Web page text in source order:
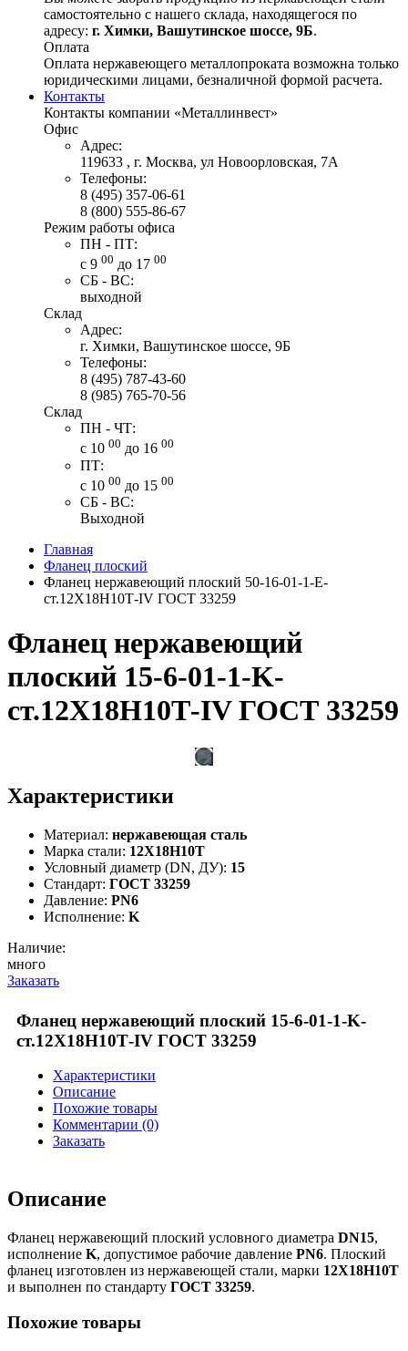
самостоятельно с нашего склада, находящегося по
адресу: г. Химки, Вашутинское шоссе, 9Б.
Оплата
Оплата нержавеющего металлопроката возможна только
юридическими лицами, безналичной формой расчета.
Контакты
Контакты компании «Металлинвест»
Офис
Адрес:
119633 , г. Москва, ул Новоорловская, 7А
Телефоны:
8 (495) 357-06-61
8 (800) 555-86-67
Режим работы офиса
ПН - ПТ:
с 9 00 до 17 00
СБ - ВС:
выходной
Склад
Адрес:
г. Химки, Вашутинское шоссе, 9Б
Телефоны:
8 (495) 787-43-60
8 (985) 765-70-56
Склад
ПН - ЧТ:
с 10 00 до 16 00
ПТ:
с 10 00 до 15 00
СБ - ВС:
Выходной
Главная
Фланец плоский
Фланец нержавеющий плоский 50-16-01-1-Е-
ст.12Х18Н10Т-IV ГОСТ 33259
Фланец нержавеющий
плоский 15-6-01-1-K-
ст.12Х18Н10Т-IV ГОСТ 33259
Характеристики
Материал: нержавеющая сталь
Марка стали: 12Х18Н10Т
Условный диаметр (DN, ДУ): 15
Стандарт: ГОСТ 33259
Давление: PN6
Исполнение: K
Наличие:
много
Заказать
Фланец нержавеющий плоский 15-6-01-1-K-
ст.12Х18Н10Т-IV ГОСТ 33259
Характеристики
Описание
Похожие товары
Комментарии (0)
Заказать
Описание
Фланец нержавеющий плоский условного диаметра DN15,
исполнение K, допустимое рабочие давление PN6. Плоский
фланец изготовлен из нержавеющей стали, марки 12Х18Н10Т
и выполнен по стандарту ГОСТ 33259.
Похожие товары